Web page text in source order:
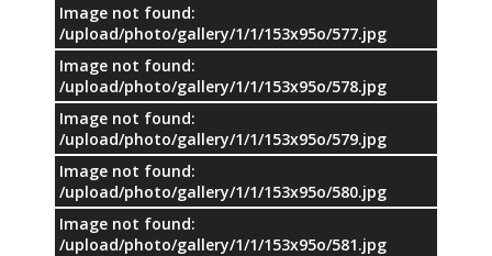
Image not found:
/upload/photo/gallery/1/1/153x95o/577.jpg
Image not found:
/upload/photo/gallery/1/1/153x95o/578.jpg
Image not found:
/upload/photo/gallery/1/1/153x95o/579.jpg
Image not found:
/upload/photo/gallery/1/1/153x95o/580.jpg
Image not found:
/upload/photo/gallery/1/1/153x95o/581.jpg